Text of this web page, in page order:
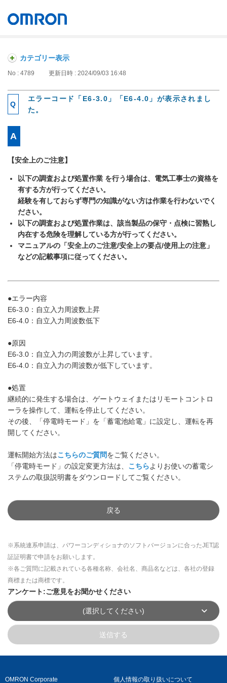
カテゴリー表示
No : 4789 更新日時 : 2024/09/03 16:48
エラーコード「E6-3.0」「E6-4.0」が表示されまし
た。
【安全上のご注意】
以下の調査および処置作業 を行う場合は、電気工事士の資格を
有する方が行ってください。
経験を有しておらず専門の知識がない方は作業を行わないでく
ださい。
以下の調査および処置作業は、該当製品の保守・点検に習熟し
内在する危険を理解している方が行ってください。
マニュアルの「安全上のご注意/安全上の要点/使用上の注意」
などの記載事項に従ってください。
●エラー内容
E6-3.0：自立入力周波数上昇
E6-4.0：自立入力周波数低下
●原因
E6-3.0：自立入力の周波数が上昇しています。
E6-4.0：自立入力の周波数が低下しています。
●処置
継続的に発生する場合は、ゲートウェイまたはリモートコントロ
ーラを操作して、運転を停止してください。
その後、「停電時モード」を「蓄電池給電」に設定し、運転を再
開してください。
運転開始方法はこちらのご質問をご覧ください。
「停電時モード」の設定変更方法は、 こちらよりお使いの蓄電シ
ステムの取扱説明書をダウンロードしてご覧ください。
戻る
※系統連系申請は、パワーコンディショナのソフトバージョンに合ったJET認
証証明書で申請をお願いします。
※各ご質問に記載されている各種名称、会社名、商品名などは、各社の登録
商標または商標です。
アンケート:ご意見をお聞かせください
(選択してください)
送信する
OMRON Corporate 個人情報の取り扱いについて